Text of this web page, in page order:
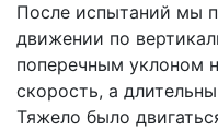
После испытаний мы
движении по
поперечным уклоном
скорость, а
Тяжело было